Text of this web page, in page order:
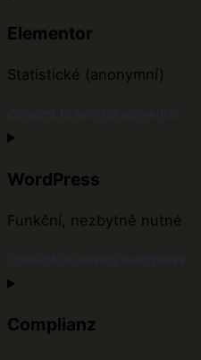
Elementor
Statistické (anonymní)
Consent to service elementor
WordPress
Funkční, nezbytně nutné
Consent to service wordpress
Complianz